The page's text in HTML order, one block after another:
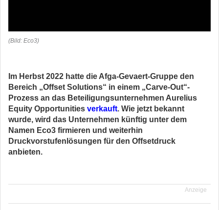
(Bild: Eco3)
Im Herbst 2022 hatte die Afga-Gevaert-Gruppe den
Bereich „Offset Solutions“ in einem „Carve-Out“-
Prozess an das Beteiligungsunternehmen Aurelius
Equity Opportunities verkauft. Wie jetzt bekannt
wurde, wird das Unternehmen künftig unter dem
Namen Eco3 firmieren und weiterhin
Druckvorstufenlösungen für den Offsetdruck
anbieten.
Anzeige